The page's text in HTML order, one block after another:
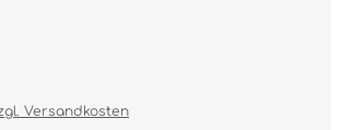
Versandkosten